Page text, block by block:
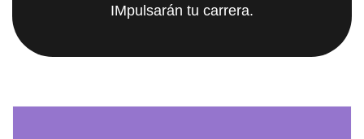
IMpulsarán tu carrera.